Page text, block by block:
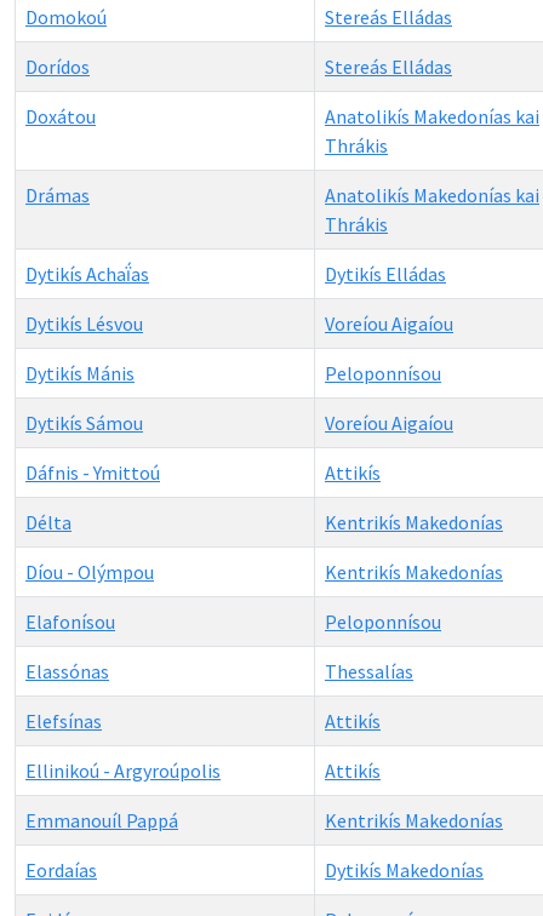
Domokoú Stereás Elládas
Dorídos Stereás Elládas
Doxátou
Anatolikís Makedonías kai
Thrákis
Drámas
Anatolikís Makedonías kai
Thrákis
Dytikís Achaḯas Dytikís Elládas
Dytikís Lésvou Voreíou Aigaíou
Dytikís Mánis Peloponnísou
Dytikís Sámou Voreíou Aigaíou
Dáfnis - Ymittoú Attikís
Délta Kentrikís Makedonías
Díou - Olýmpou Kentrikís Makedonías
Elafonísou Peloponnísou
Elassónas Thessalías
Elefsínas Attikís
Ellinikoú - Argyroúpolis Attikís
Emmanouíl Pappá Kentrikís Makedonías
Eordaías Dytikís Makedonías